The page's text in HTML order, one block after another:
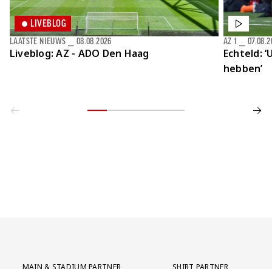
Liveblog: AZ - ADO Den Haag
LAATSTE NIEUWS 08.08.2026
LIVEBLOG
Echteld:
hebben’
AZ 1
Partner Logos Grid
MAIN & STADIUM PARTNER
SHIRT PARTNER